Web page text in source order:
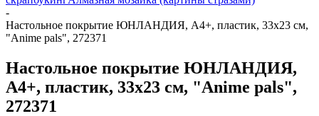
-
Настольное покрытие ЮНЛАНДИЯ, А4+, пластик, 33x23 см,
"Anime pals", 272371
Настольное покрытие ЮНЛАНДИЯ,
А4+, пластик, 33x23 см, "Anime pals",
272371